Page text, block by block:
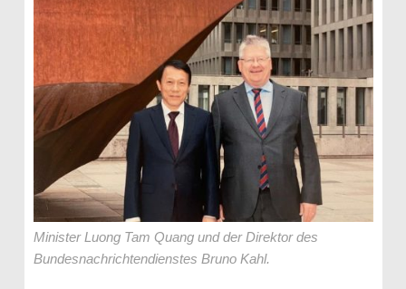
Minister Luong Tam Quang und der Direktor des
Bundesnachrichtendienstes Bruno Kahl.